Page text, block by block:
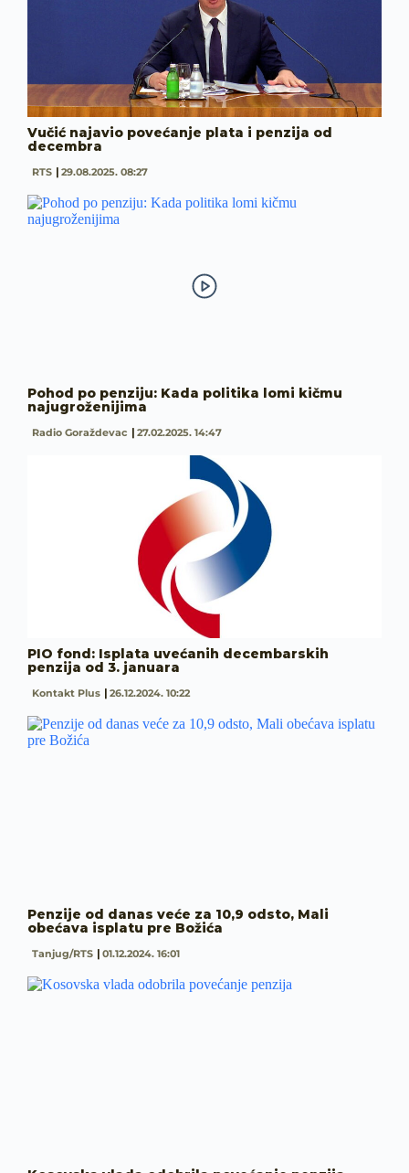
Vučić najavio povećanje plata i penzija od
decembra
RTS 29.08.2025. 08:27
Pohod po penziju: Kada politika lomi kičmu
najugroženijima
Radio Goraždevac 27.02.2025. 14:47
PIO fond: Isplata uvećanih decembarskih
penzija od 3. januara
Kontakt Plus 26.12.2024. 10:22
Penzije od danas veće za 10,9 odsto, Mali
obećava isplatu pre Božića
Tanjug/RTS 01.12.2024. 16:01